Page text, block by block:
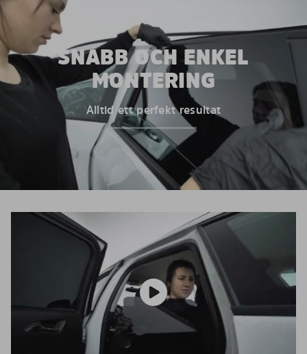
SNABB OCH ENKEL
MONTERING
Alltid ett perfekt resultat